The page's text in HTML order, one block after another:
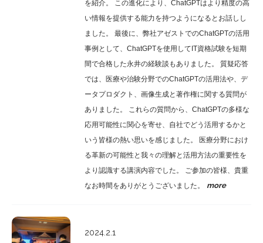
を紹介。 この進化により、ChatGPTはより精度の高
い情報を提供する能力を持つようになるとお話しし
ました。 最後に、弊社アゼストでのChatGPTの活用
事例として、ChatGPTを使用してIT資格試験を短期
間で合格した永井の経験談もありました。 質疑応答
では、医療や治験分野でのChatGPTの活用法や、デ
ータプロダクト、画像生成と著作権に関する質問が
ありました。 これらの質問から、ChatGPTの多様な
応用可能性に関心を寄せ、自社でどう活用するかと
いう皆様の熱い思いを感じました。 医療分野におけ
る革新の可能性と我々の理解と活用方法の重要性を
より認識する講演内容でした。 ご参加の皆様、貴重
なお時間をありがとうございました。
more
2024.2.1